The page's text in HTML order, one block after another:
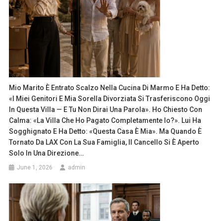
Mio Marito È Entrato Scalzo Nella Cucina Di Marmo E Ha Detto:
«I Miei Genitori E Mia Sorella Divorziata Si Trasferiscono Oggi
In Questa Villa — E Tu Non Dirai Una Parola». Ho Chiesto Con
Calma: «La Villa Che Ho Pagato Completamente Io?». Lui Ha
Sogghignato E Ha Detto: «Questa Casa È Mia». Ma Quando È
Tornato Da LAX Con La Sua Famiglia, Il Cancello Si È Aperto
Solo In Una Direzione…
June 1, 2026 admin